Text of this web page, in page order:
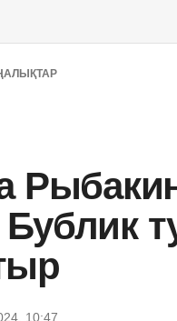
10:47